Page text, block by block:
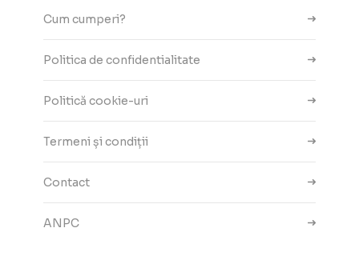
Cum cumperi?
Politica de confidentialitate
Politică cookie-uri
Termeni și condiții
Contact
ANPC